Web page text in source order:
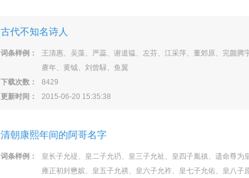
古代不知名诗人
词条样例：
王清惠、吴藻、严蕊、谢道韫、左芬、江采萍、董郊原、完颜
赓年、黄钺、刘曾騄、鱼翼
下载次数：
8429
更新时间：
2015-06-20 15:35:38
清朝康熙年间的阿哥名字
词条样例：
皇长子允禔、皇二子允礽、皇三子允祉、皇四子胤禛、遗命尊
雍正初封懋嫔、皇五子允祺、皇六子允祚、皇七子允佑、皇八子